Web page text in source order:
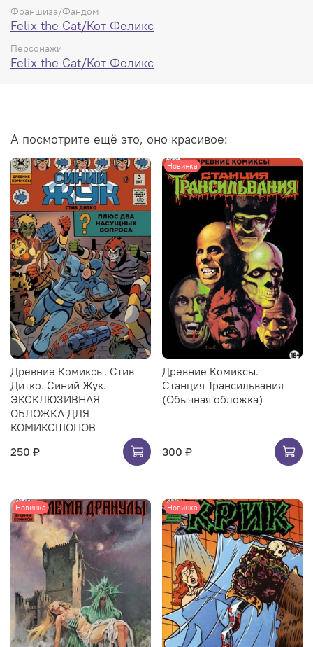
Франшиза/Фандом
Felix the Cat/Кот Феликс
Персонажи
Felix the Cat/Кот Феликс
А посмотрите ещё это, оно красивое:
Древние Комиксы. Стив
Дитко. Синий Жук.
ЭКСКЛЮЗИВНАЯ
ОБЛОЖКА ДЛЯ
КОМИКСШОПОВ
250 ₽
Новинка
Древние Комиксы.
Станция Трансильвания
(Обычная обложка)
300 ₽
Новинка Новинка